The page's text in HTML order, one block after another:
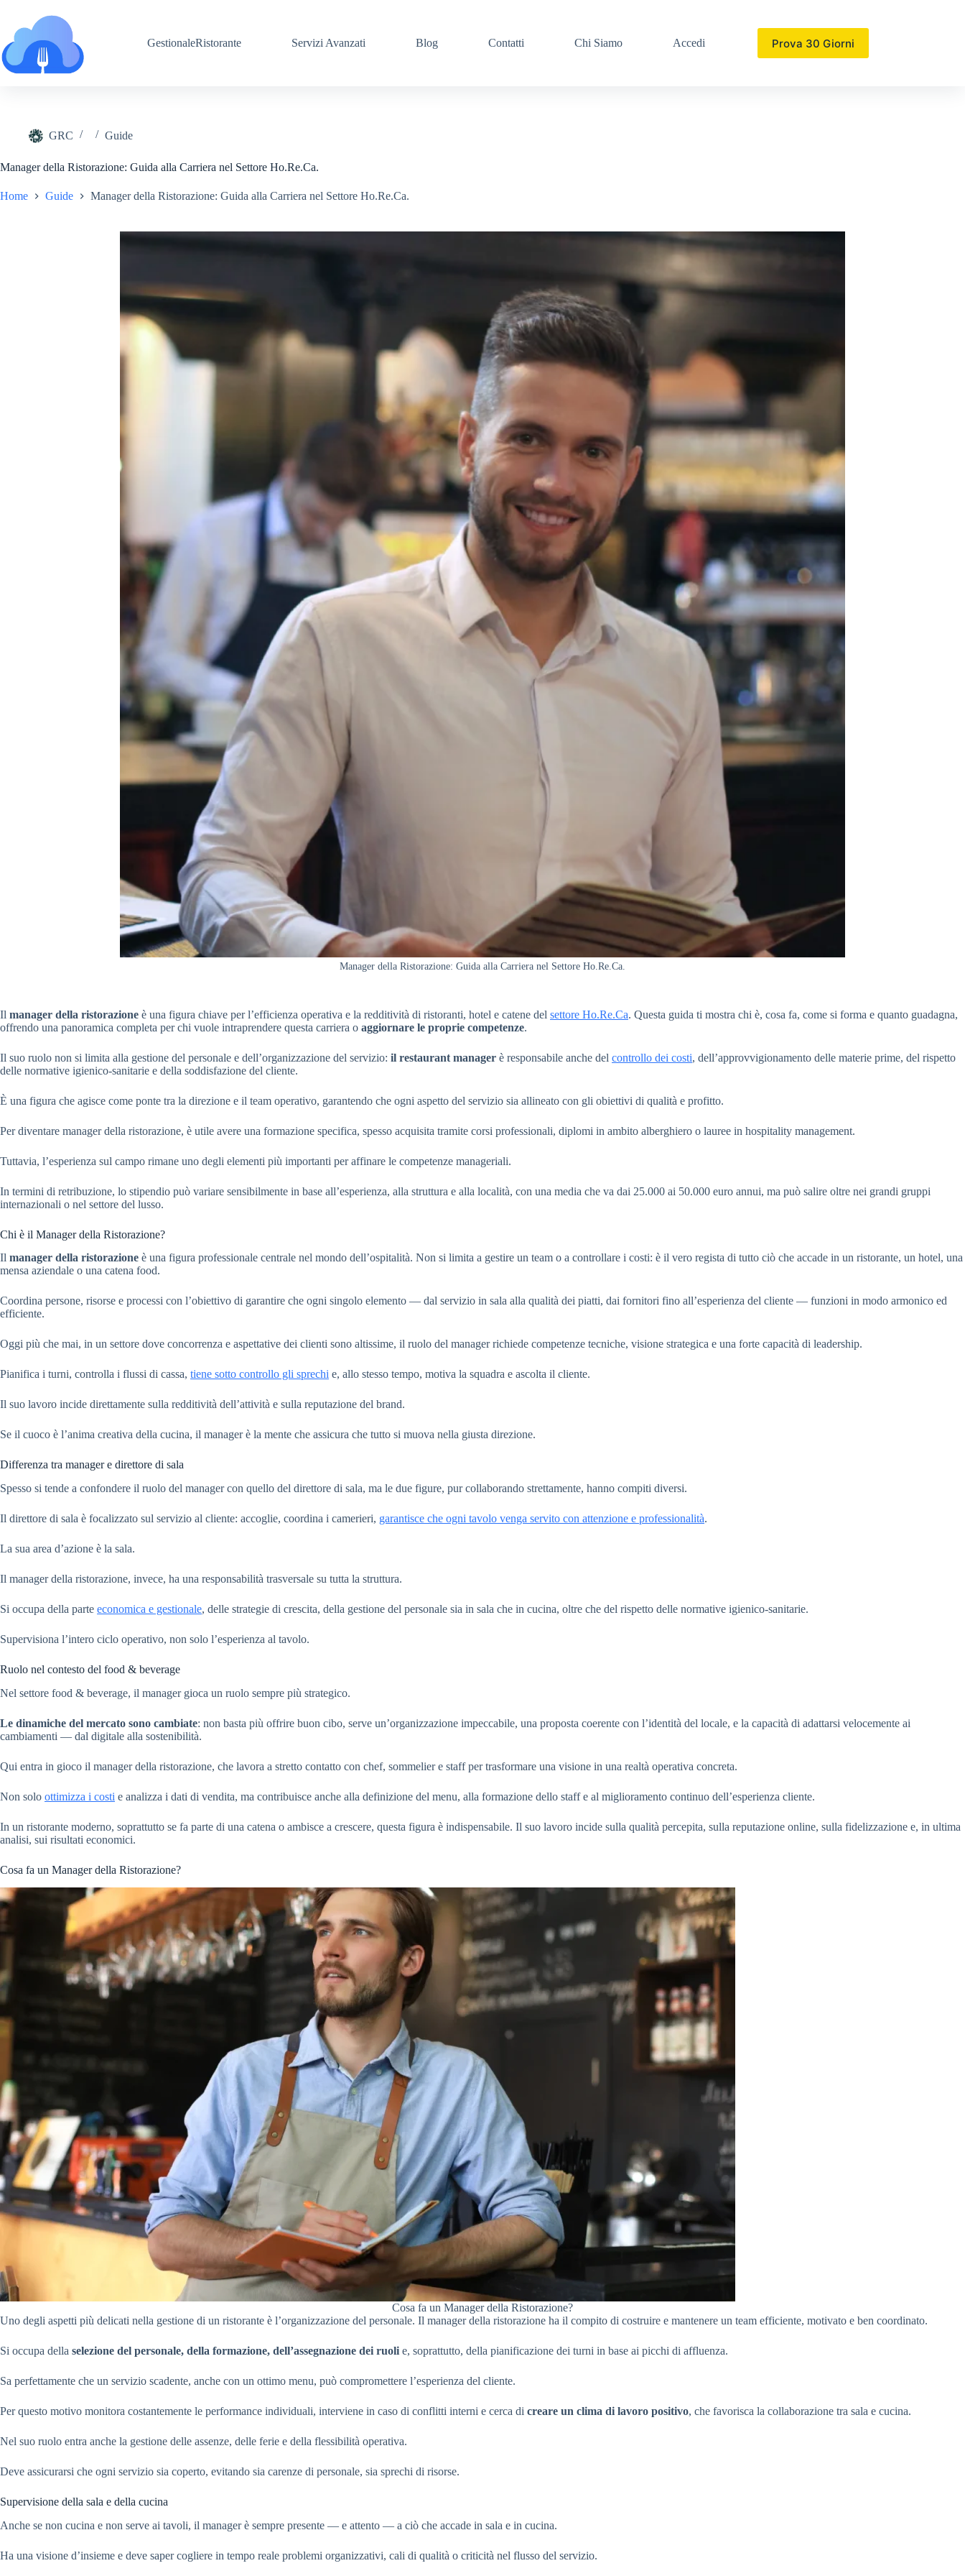
contenuto
GestionaleRistorante
Servizi Avanzati Blog Contatti Chi Siamo Accedi Prova 30 Giorni
GRC Guide
Manager della Ristorazione: Guida alla Carriera nel Settore Ho.Re.Ca.
Home Guide Manager della Ristorazione: Guida alla Carriera nel Settore Ho.Re.Ca.
Manager della Ristorazione: Guida alla Carriera nel Settore Ho.Re.Ca.
Il manager della ristorazione è una figura chiave per l’efficienza operativa e la redditività di ristoranti, hotel e catene del settore Ho.Re.Ca. Questa guida ti mostra chi è, cosa fa, come si forma e quanto guadagna,
offrendo una panoramica completa per chi vuole intraprendere questa carriera o aggiornare le proprie competenze.
Il suo ruolo non si limita alla gestione del personale e dell’organizzazione del servizio: il restaurant manager è responsabile anche del controllo dei costi, dell’approvvigionamento delle materie prime, del rispetto
delle normative igienico-sanitarie e della soddisfazione del cliente.
È una figura che agisce come ponte tra la direzione e il team operativo, garantendo che ogni aspetto del servizio sia allineato con gli obiettivi di qualità e profitto.
Per diventare manager della ristorazione, è utile avere una formazione specifica, spesso acquisita tramite corsi professionali, diplomi in ambito alberghiero o lauree in hospitality management.
Tuttavia, l’esperienza sul campo rimane uno degli elementi più importanti per affinare le competenze manageriali.
In termini di retribuzione, lo stipendio può variare sensibilmente in base all’esperienza, alla struttura e alla località, con una media che va dai 25.000 ai 50.000 euro annui, ma può salire oltre nei grandi gruppi
internazionali o nel settore del lusso.
Chi è il Manager della Ristorazione?
Il manager della ristorazione è una figura professionale centrale nel mondo dell’ospitalità. Non si limita a gestire un team o a controllare i costi: è il vero regista di tutto ciò che accade in un ristorante, un hotel, una
mensa aziendale o una catena food.
Coordina persone, risorse e processi con l’obiettivo di garantire che ogni singolo elemento — dal servizio in sala alla qualità dei piatti, dai fornitori fino all’esperienza del cliente — funzioni in modo armonico ed
efficiente.
Oggi più che mai, in un settore dove concorrenza e aspettative dei clienti sono altissime, il ruolo del manager richiede competenze tecniche, visione strategica e una forte capacità di leadership.
Pianifica i turni, controlla i flussi di cassa, tiene sotto controllo gli sprechi e, allo stesso tempo, motiva la squadra e ascolta il cliente.
Il suo lavoro incide direttamente sulla redditività dell’attività e sulla reputazione del brand.
Se il cuoco è l’anima creativa della cucina, il manager è la mente che assicura che tutto si muova nella giusta direzione.
Differenza tra manager e direttore di sala
Spesso si tende a confondere il ruolo del manager con quello del direttore di sala, ma le due figure, pur collaborando strettamente, hanno compiti diversi.
Il direttore di sala è focalizzato sul servizio al cliente: accoglie, coordina i camerieri, garantisce che ogni tavolo venga servito con attenzione e professionalità.
La sua area d’azione è la sala.
Il manager della ristorazione, invece, ha una responsabilità trasversale su tutta la struttura.
Si occupa della parte economica e gestionale, delle strategie di crescita, della gestione del personale sia in sala che in cucina, oltre che del rispetto delle normative igienico-sanitarie.
Supervisiona l’intero ciclo operativo, non solo l’esperienza al tavolo.
Ruolo nel contesto del food & beverage
Nel settore food & beverage, il manager gioca un ruolo sempre più strategico.
Le dinamiche del mercato sono cambiate: non basta più offrire buon cibo, serve un’organizzazione impeccabile, una proposta coerente con l’identità del locale, e la capacità di adattarsi velocemente ai
cambiamenti — dal digitale alla sostenibilità.
Qui entra in gioco il manager della ristorazione, che lavora a stretto contatto con chef, sommelier e staff per trasformare una visione in una realtà operativa concreta.
Non solo ottimizza i costi e analizza i dati di vendita, ma contribuisce anche alla definizione del menu, alla formazione dello staff e al miglioramento continuo dell’esperienza cliente.
In un ristorante moderno, soprattutto se fa parte di una catena o ambisce a crescere, questa figura è indispensabile. Il suo lavoro incide sulla qualità percepita, sulla reputazione online, sulla fidelizzazione e, in ultima
analisi, sui risultati economici.
Cosa fa un Manager della Ristorazione?
Cosa fa un Manager della Ristorazione?
Uno degli aspetti più delicati nella gestione di un ristorante è l’organizzazione del personale. Il manager della ristorazione ha il compito di costruire e mantenere un team efficiente, motivato e ben coordinato.
Si occupa della selezione del personale, della formazione, dell’assegnazione dei ruoli e, soprattutto, della pianificazione dei turni in base ai picchi di affluenza.
Sa perfettamente che un servizio scadente, anche con un ottimo menu, può compromettere l’esperienza del cliente.
Per questo motivo monitora costantemente le performance individuali, interviene in caso di conflitti interni e cerca di creare un clima di lavoro positivo, che favorisca la collaborazione tra sala e cucina.
Nel suo ruolo entra anche la gestione delle assenze, delle ferie e della flessibilità operativa.
Deve assicurarsi che ogni servizio sia coperto, evitando sia carenze di personale, sia sprechi di risorse.
Supervisione della sala e della cucina
Anche se non cucina e non serve ai tavoli, il manager è sempre presente — e attento — a ciò che accade in sala e in cucina.
Ha una visione d’insieme e deve saper cogliere in tempo reale problemi organizzativi, cali di qualità o criticità nel flusso del servizio.